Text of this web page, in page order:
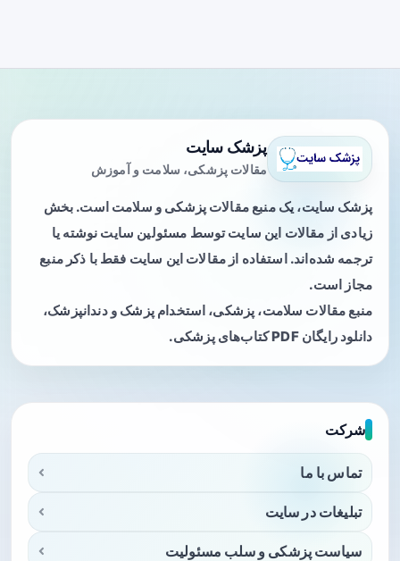
پزشک سایت
مقالات پزشکی، سلامت و آموزش
پزشک سایت، یک منبع مقالات پزشکی و سلامت است. بخش
زیادی از مقالات این سایت توسط مسئولین سایت نوشته یا
ترجمه شده‌اند. استفاده از مقالات این سایت فقط با ذکر منبع
مجاز است.
منبع مقالات سلامت، پزشکی، استخدام پزشک و دندانپزشک،
دانلود رایگان PDF کتاب‌های پزشکی.
شرکت
تماس با ما
تبلیغات در سایت
سیاست پزشکی و سلب مسئولیت